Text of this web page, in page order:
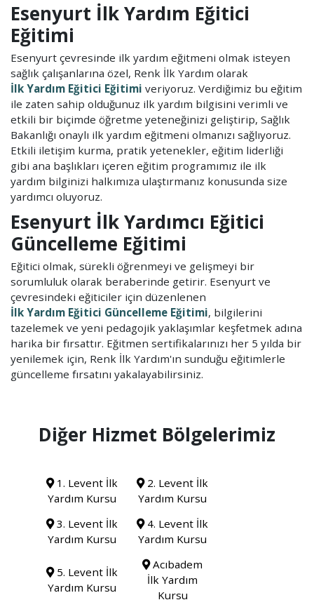
Esenyurt İlk Yardım Eğitici
Eğitimi
Esenyurt çevresinde ilk yardım eğitmeni olmak isteyen
sağlık çalışanlarına özel, Renk İlk Yardım olarak
İlk Yardım Eğitici Eğitimi veriyoruz. Verdiğimiz bu eğitim
ile zaten sahip olduğunuz ilk yardım bilgisini verimli ve
etkili bir biçimde öğretme yeteneğinizi geliştirip, Sağlık
Bakanlığı onaylı ilk yardım eğitmeni olmanızı sağlıyoruz.
Etkili iletişim kurma, pratik yetenekler, eğitim liderliği
gibi ana başlıkları içeren eğitim programımız ile ilk
yardım bilginizi halkımıza ulaştırmanız konusunda size
yardımcı oluyoruz.
Esenyurt İlk Yardımcı Eğitici
Güncelleme Eğitimi
Eğitici olmak, sürekli öğrenmeyi ve gelişmeyi bir
sorumluluk olarak beraberinde getirir. Esenyurt ve
çevresindeki eğiticiler için düzenlenen
İlk Yardım Eğitici Güncelleme Eğitimi, bilgilerini
tazelemek ve yeni pedagojik yaklaşımlar keşfetmek adına
harika bir fırsattır. Eğitmen sertifikalarınızı her 5 yılda bir
yenilemek için, Renk İlk Yardım'ın sunduğu eğitimlerle
güncelleme fırsatını yakalayabilirsiniz.
Diğer Hizmet Bölgelerimiz
1. Levent İlk
Yardım Kursu
2. Levent İlk
Yardım Kursu
3. Levent İlk
Yardım Kursu
4. Levent İlk
Yardım Kursu
5. Levent İlk
Yardım Kursu
Acıbadem
İlk Yardım
Kursu